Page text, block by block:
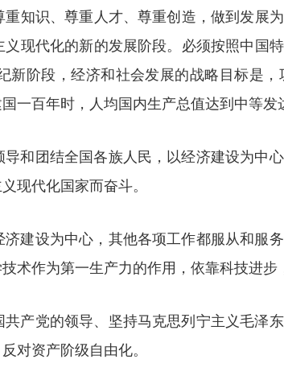
知识、尊重人才、尊重创造，做到发展
现代化的新的发展阶段。必须按照中国
阶段，经济和社会发展的战略目标是
一百年时，人均国内生产总值达到中等发
和团结全国各族人民，以经济建设为中
现代化国家而奋斗。
建设为中心，其他各项工作都服从和服
术作为第一生产力的作用，依靠科技进步
产党的领导、坚持马克思列宁主义毛泽
对资产阶级自由化。